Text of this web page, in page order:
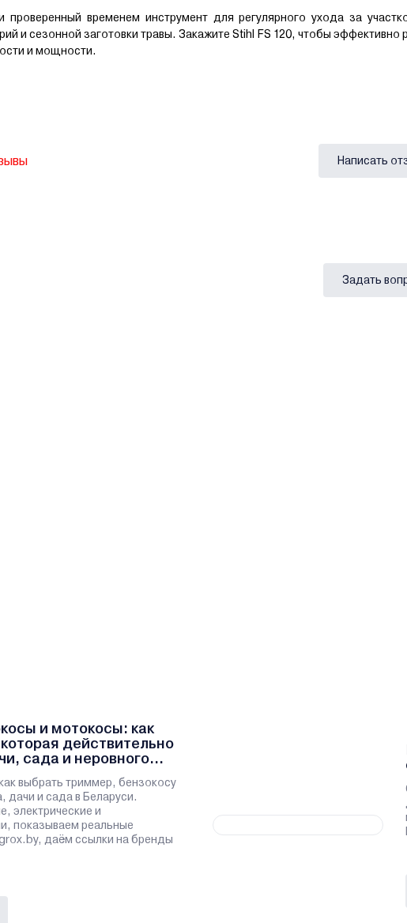
временем инструмент для регулярного ухода за
и сезонной заготовки травы. Закажите Stihl FS 120, чтобы эффективно
и мощности.
Написать
Задать
и мотокосы: как
действительно
сада и неровного
выбрать триммер, бензокосу
дачи и сада в Беларуси.
электрические и
показываем реальные
даём ссылки на бренды